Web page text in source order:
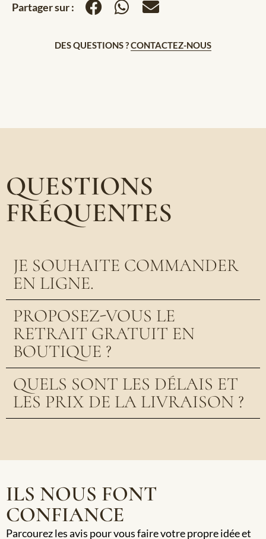
DES QUESTIONS ?CONTACTEZ-NOUS
Partager sur :
QUESTIONS
FRÉQUENTES
JE SOUHAITE COMMANDER
EN LIGNE.
PROPOSEZ-VOUS LE
RETRAIT GRATUIT EN
BOUTIQUE ?
QUELS SONT LES DÉLAIS ET
LES PRIX DE LA LIVRAISON ?
ILS NOUS FONT
CONFIANCE
Parcourez les avis pour vous faire votre propre idée et